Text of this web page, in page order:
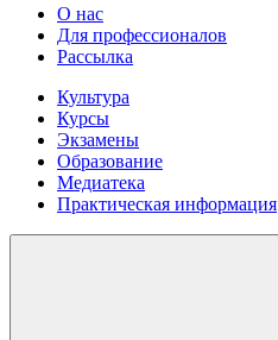
О нас
Для профессионалов
Рассылка
Культура
Курсы
Экзамены
Образование
Медиатека
Практическая информация